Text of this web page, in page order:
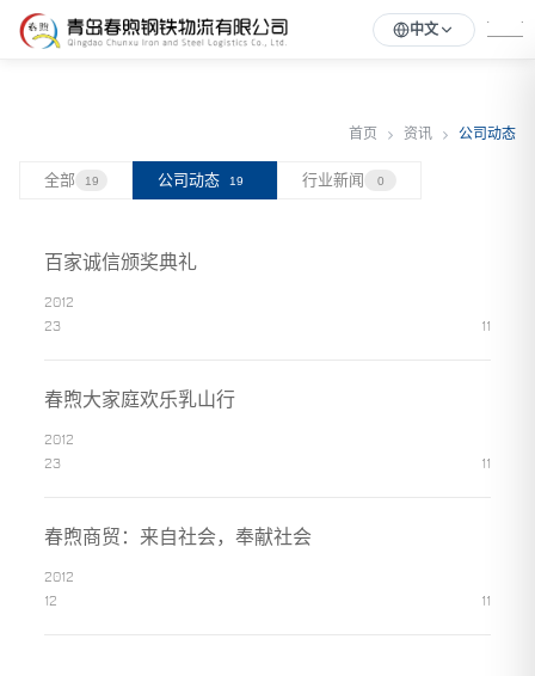
中文
首页 资讯 公司动态
全部 19 公司动态 19 行业新闻 0
百家诚信颁奖典礼
2012
11
23
春煦大家庭欢乐乳山行
2012
11
23
春煦商贸：来自社会，奉献社会
2012
11
12